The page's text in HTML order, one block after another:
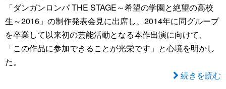
「ダンガンロンパ THE STAGE～希望の学園と絶望の高校
生～2016」の制作発表会見に出席し、2014年に同グループ
を卒業して以来初の芸能活動となる本作出演に向けて、
「この作品に参加できることが光栄です」と心境を明かし
た。
続きを読む